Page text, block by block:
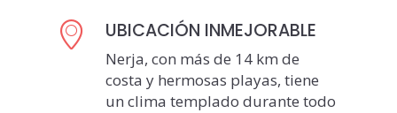
UBICACIÓN INMEJORABLE
Nerja, con más de 14 km de
costa y hermosas playas, tiene
un clima templado durante todo